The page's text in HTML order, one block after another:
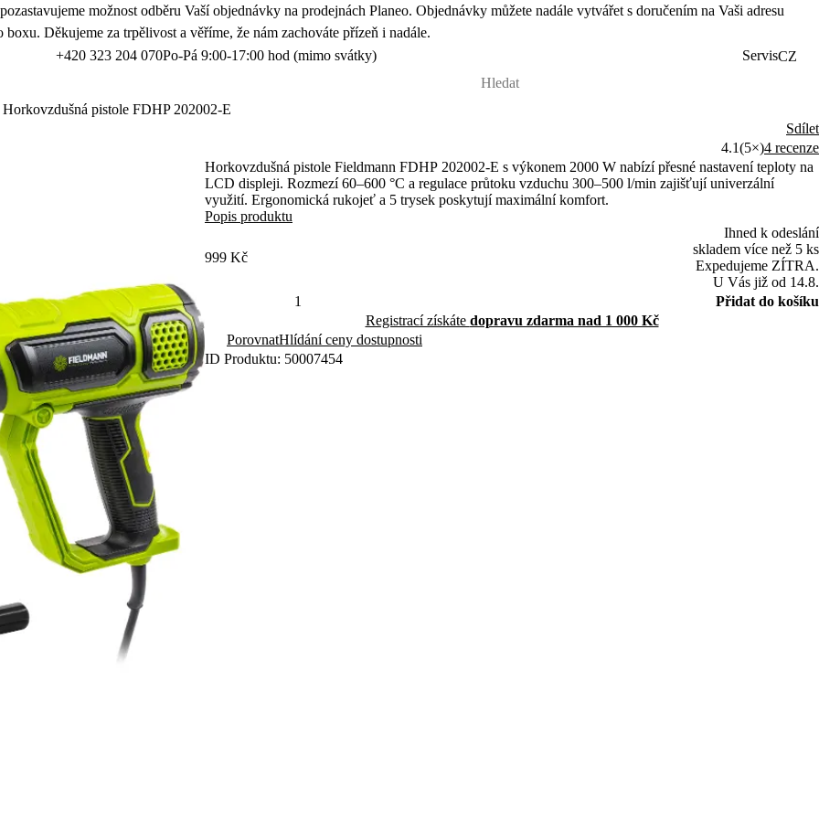
možnost odběru Vaší objednávky na prodejnách Planeo. Objednávky můžete nadále vytvářet s doručením na Vaši adresu
boxu. Děkujeme za trpělivost a věříme, že nám zachováte přízeň i nadále.
+420 323 204 070Po-Pá 9:00-17:00 hod (mimo svátky) ServisCZ
Horkovzdušná pistole FDHP 202002-E
Sdílet
4.1(5×)4 recenze
Horkovzdušná pistole Fieldmann FDHP 202002-E s výkonem 2000 W nabízí přesné nastavení teploty na
LCD displeji. Rozmezí 60–600 °C a regulace průtoku vzduchu 300–500 l/min zajišťují univerzální
využití. Ergonomická rukojeť a 5 trysek poskytují maximální komfort.
Popis produktu
999 Kč
Ihned k odeslání
skladem více než 5 ks
Expedujeme ZÍTRA.
U Vás již od 14.8.
Přidat do košíku
Registrací získáte dopravu zdarma nad 1 000 Kč
PorovnatHlídání ceny dostupnosti
ID Produktu: 50007454